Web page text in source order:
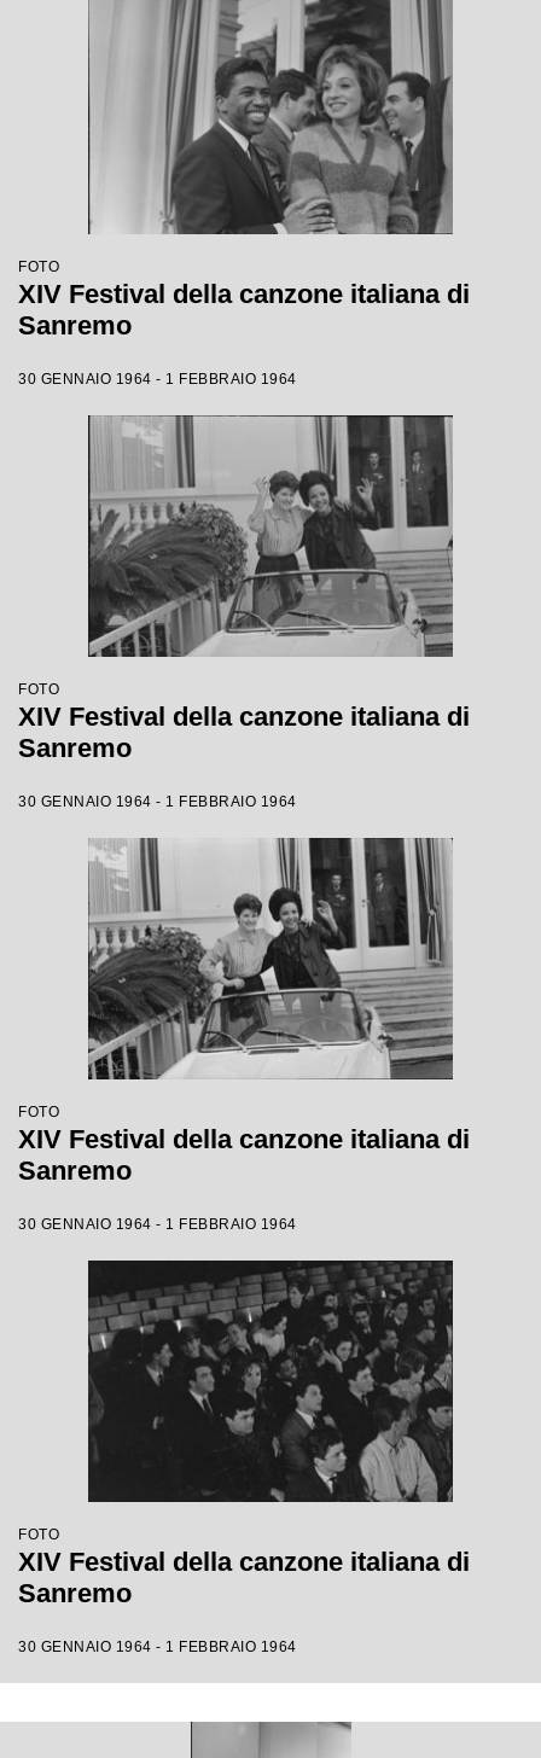
FOTO
XIV Festival della canzone italiana di
Sanremo
30 GENNAIO 1964 - 1 FEBBRAIO 1964
FOTO
XIV Festival della canzone italiana di
Sanremo
30 GENNAIO 1964 - 1 FEBBRAIO 1964
FOTO
XIV Festival della canzone italiana di
Sanremo
30 GENNAIO 1964 - 1 FEBBRAIO 1964
FOTO
XIV Festival della canzone italiana di
Sanremo
30 GENNAIO 1964 - 1 FEBBRAIO 1964